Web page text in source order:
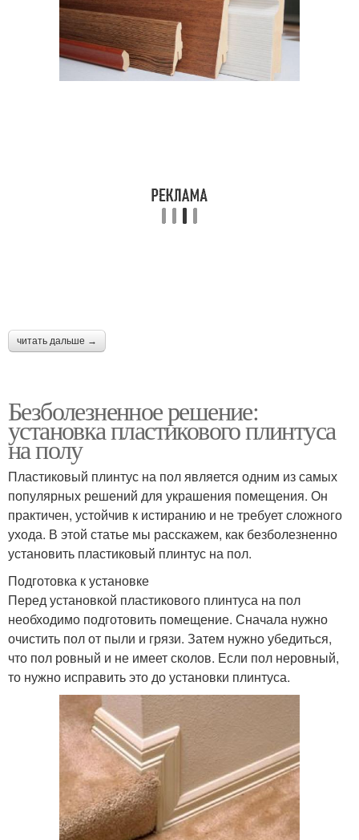
Плинтус с стуслом Плинтус со стуслом
читать дальше →
Безболезненное решение:
установка пластикового плинтуса
на полу
Пластиковый плинтус на пол является одним из самых
популярных решений для украшения помещения. Он
практичен, устойчив к истиранию и не требует сложного
ухода. В этой статье мы расскажем, как безболезненно
установить пластиковый плинтус на пол.
Подготовка к установке
Перед установкой пластикового плинтуса на пол
необходимо подготовить помещение. Сначала нужно
очистить пол от пыли и грязи. Затем нужно убедиться,
что пол ровный и не имеет сколов. Если пол неровный,
то нужно исправить это до установки плинтуса.